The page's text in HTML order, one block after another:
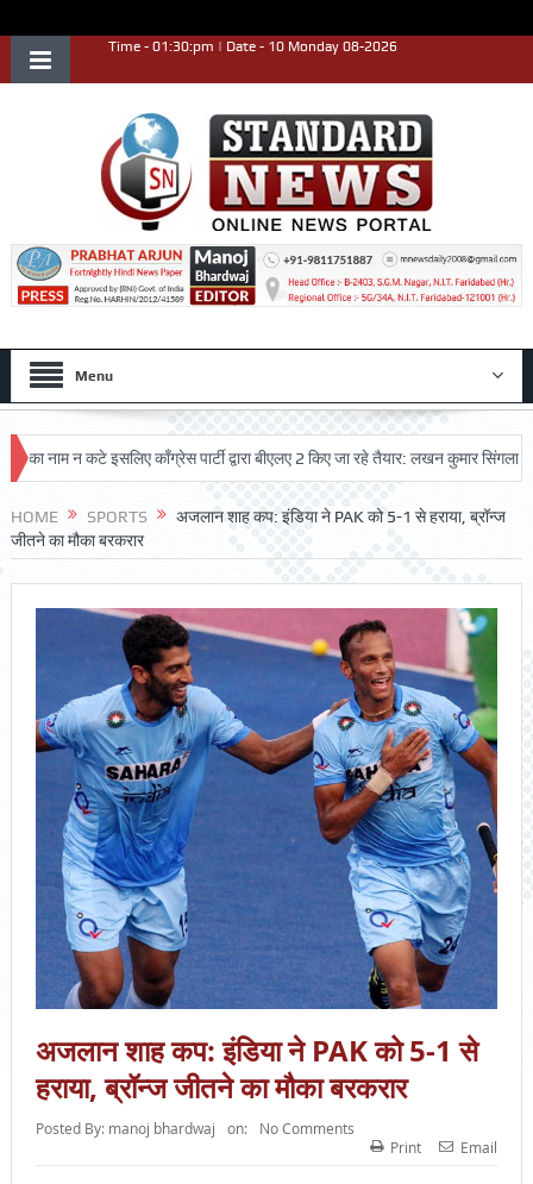
Time - 01:30:pm | Date - 10 Monday 08-2026
Menu
न कटे इसलिए काँग्रेस पार्टी द्वारा बीएलए 2 किए जा रहे तैयार: लखन कुमार सिंगला
HOME SPORTS
अजलान शाह कप: इंडिया ने PAK को 5-1 से हराया, ब्रॉन्ज
जीतने का मौका बरकरार
अजलान शाह कप: इंडिया ने PAK को 5-1 से
हराया, ब्रॉन्ज जीतने का मौका बरकरार
Posted By: manoj bhardwaj on:
No Comments
Print
Email